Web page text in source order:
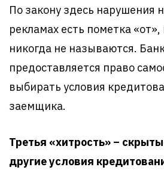
По закону здесь нарушения
рекламах есть пометка
никогда не называются.
предоставляется право
выбирать условия
заемщика.
Третья «хитрость» –
другие условия